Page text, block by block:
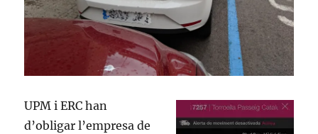
UPM i ERC han
d’obligar l’empresa de